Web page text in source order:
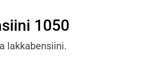
1050
lakkabensiini.